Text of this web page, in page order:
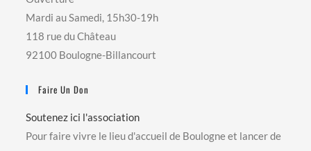
Mardi au Samedi, 15h30-19h
118 rue du Château
92100 Boulogne-Billancourt
Faire Un Don
Soutenez ici l'association
Pour faire vivre le lieu d'accueil de Boulogne et lancer de